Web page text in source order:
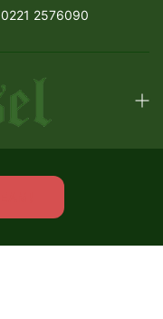
0221 2576090